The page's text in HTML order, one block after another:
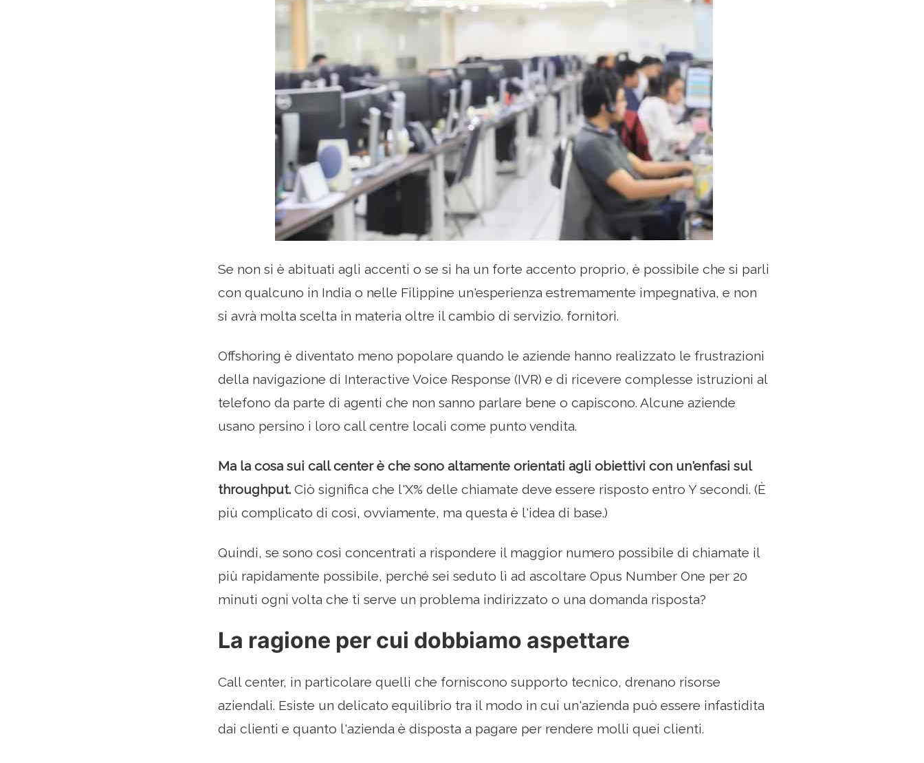
Se non si è abituati agli accenti o se si ha un forte accento proprio, è possibile che si parli
con qualcuno in India o nelle Filippine un'esperienza estremamente impegnativa, e non
si avrà molta scelta in materia oltre il cambio di servizio. fornitori.
Offshoring è diventato meno popolare quando le aziende hanno realizzato le frustrazioni
della navigazione di Interactive Voice Response (IVR) e di ricevere complesse istruzioni al
telefono da parte di agenti che non sanno parlare bene o capiscono. Alcune aziende
usano persino i loro call centre locali come punto vendita.
Ma la cosa sui call center è che sono altamente orientati agli obiettivi con un'enfasi sul
throughput. Ciò significa che l'X% delle chiamate deve essere risposto entro Y secondi. (È
più complicato di così, ovviamente, ma questa è l'idea di base.)
Quindi, se sono così concentrati a rispondere il maggior numero possibile di chiamate il
più rapidamente possibile, perché sei seduto lì ad ascoltare Opus Number One per 20
minuti ogni volta che ti serve un problema indirizzato o una domanda risposta?
La ragione per cui dobbiamo aspettare
Call center, in particolare quelli che forniscono supporto tecnico, drenano risorse
aziendali. Esiste un delicato equilibrio tra il modo in cui un'azienda può essere infastidita
dai clienti e quanto l'azienda è disposta a pagare per rendere molli quei clienti.